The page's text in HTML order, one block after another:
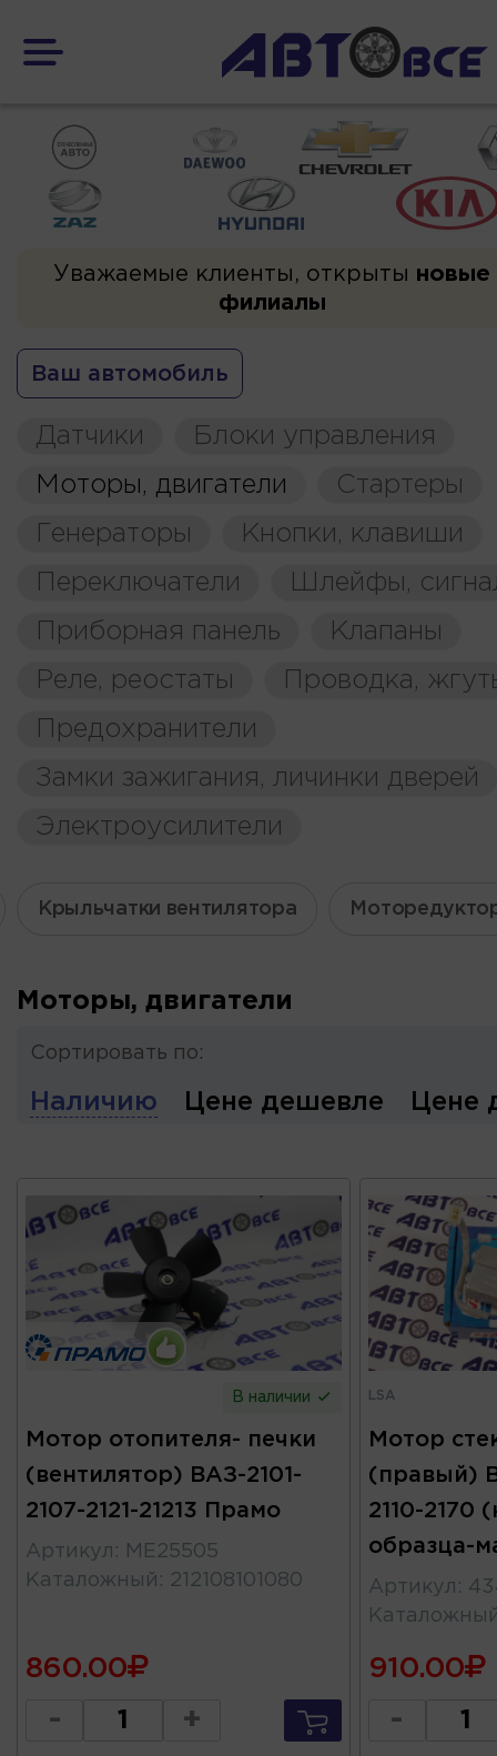
Уважаемые клиенты, открыты новые
филиалы
Ваш автомобиль
Датчики
Блоки управления
Моторы, двигатели
Стартеры
Генераторы
Кнопки, клавиши
Переключатели
Шлейфы,
Приборная панель
Клапаны
Реле, реостаты
Проводка,
Предохранители
Замки зажигания, личинки дверей
Электроусилители
Крыльчатки вентилятора
Моторы, двигатели
Сортировать по:
Наличию Цене дешевле Цене
В наличии
Мотор отопителя- печки
(вентилятор) ВАЗ-2101-
2107-2121-21213 Прамо
Артикул :
ME25505
Каталожный : 212108101080
860.00
- +
LSA
Мотор
(правый)
2110-2170
образца-
Артикул :
910.00
-